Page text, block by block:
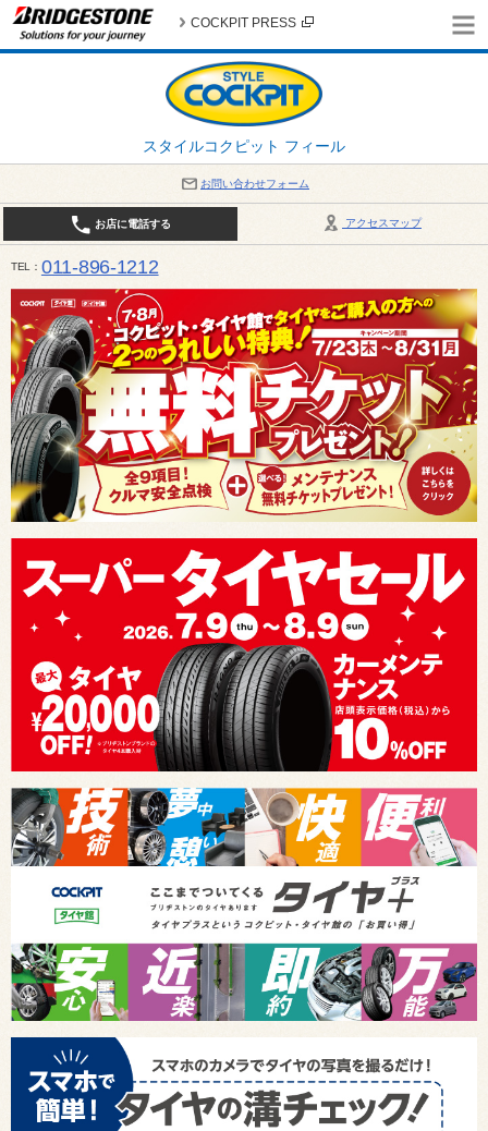
スタイルコクピット フィール
COCKPIT PRESS
お問い合わせフォーム
アクセスマップ
お店に電話する
TEL 011-896-1212
平日・日・祝日：作業受付10:00～17:30 、商談受付は10:00～18:00 まで 営業時間は10:00～
受け出来ない場合がございます。店舗までお問い合わせください。電話も込み合うことが予想さ
日：2026年8月の定休日 毎週 火曜日と水曜日 8月10日(月曜日) から 8月14日(金曜